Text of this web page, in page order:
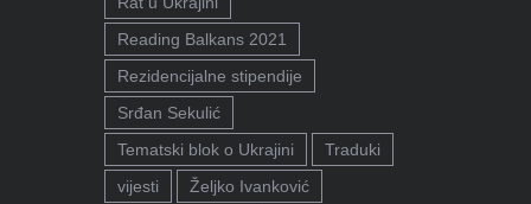
Reading Balkans 2021
Rezidencijalne stipendije
Srđan Sekulić
Tematski blok o Ukrajini
Traduki
vijesti
Željko Ivanković